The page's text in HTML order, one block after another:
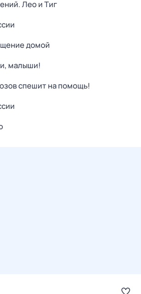
Лео и Тиг
домой
малыши!
спешит на помощь!